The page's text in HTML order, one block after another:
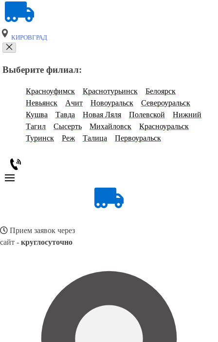
КИРОВГРАД
Выберите филиал:
Красноуфимск Краснотурьинск
Белоярск
Невьянск
Ачит Новоуральск
Североуральск
Кушва
Тавда Новая Ляля Полевской
Нижний
Тагил
Сысерть Михайловск
Красноуральск
Туринск
Реж Талица Первоуральск
Прием заявок через
сайт - круглосуточно